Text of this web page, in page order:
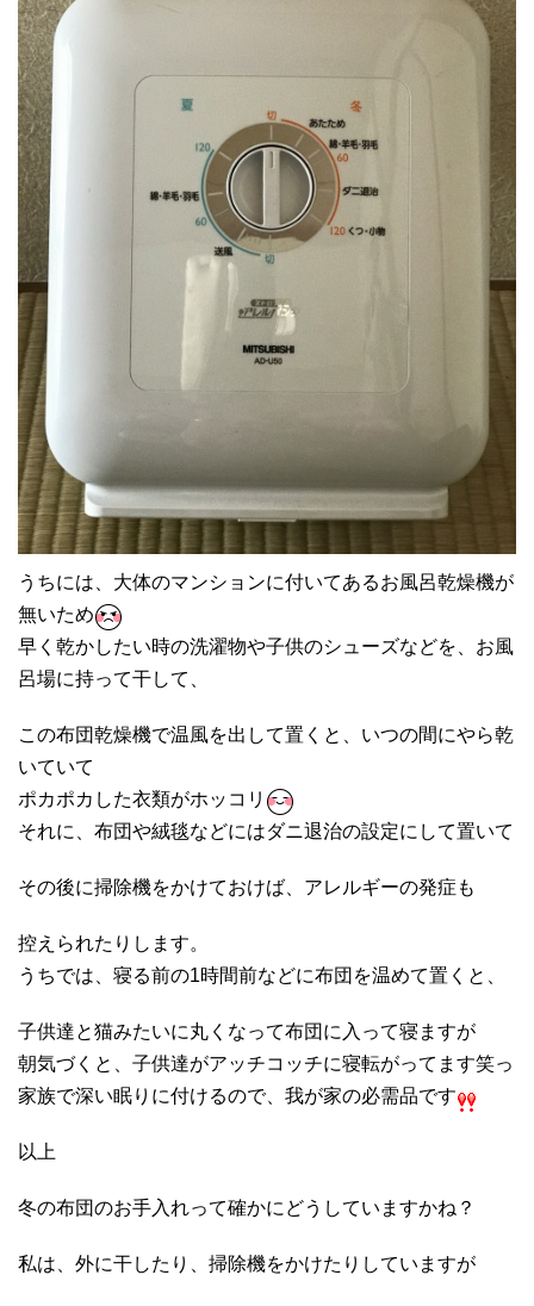
うちには、 大体のマンションに付いてあるお風呂乾燥機が
無いため
早く乾かしたい時の洗濯物や子供のシューズなどを、 お風
呂場に持って干して、
この布団乾燥機で温風を出して置くと、 いつの間にやら乾
いていて
ポカポカした衣類がホッコリ
それに、布団や絨毯などにはダニ退治の設定にして置いて
その後に掃除機をかけておけば、 アレルギーの発症も
控えられたりします。
うちでは、寝る前の1時間前などに布団を温めて置くと、
子供達と猫みたいに丸くなって布団に入って寝ますが
朝気づくと、子供達がアッチコッチに寝転がってます笑っ
家族で深い眠りに付けるので、我が家の必需品です
以上
冬の布団のお手入れって確かにどうしていますかね？
私は、外に干したり、掃除機をかけたりしていますが